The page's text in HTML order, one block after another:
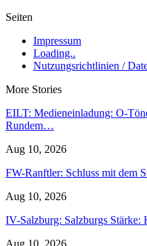
Seiten
Impressum
Loading..
Nutzungsrichtlinien /
More Stories
EILT: Medieneinladung: O-
Rundem…
Aug 10, 2026
FW-Ranftler: Schluss mit dem
Aug 10, 2026
IV-Salzburg: Salzburgs
Aug 10, 2026